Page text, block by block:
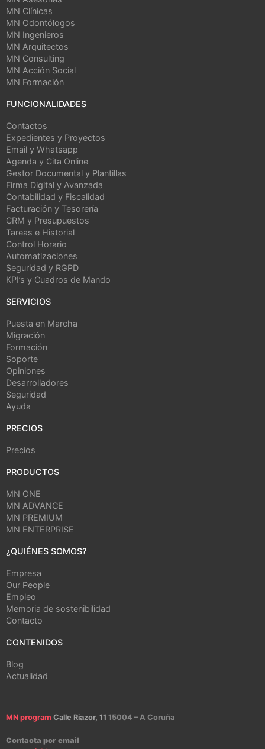
MN Clínicas
MN Odontólogos
MN Ingenieros
MN Arquitectos
MN Consulting
MN Acción Social
MN Formación
FUNCIONALIDADES
Contactos
Expedientes y Proyectos
Email y Whatsapp
Agenda y Cita Online
Gestor Documental y Plantillas
Firma Digital y Avanzada
Contabilidad y Fiscalidad
Facturación y Tesorería
CRM y Presupuestos
Tareas e Historial
Control Horario
Automatizaciones
Seguridad y RGPD
KPI’s y Cuadros de Mando
SERVICIOS
Puesta en Marcha
Migración
Formación
Soporte
Opiniones
Desarrolladores
Seguridad
Ayuda
PRECIOS
Precios
PRODUCTOS
MN ONE
MN ADVANCE
MN PREMIUM
MN ENTERPRISE
¿QUIÉNES SOMOS?
Empresa
Our People
Empleo
Memoria de sostenibilidad
Contacto
CONTENIDOS
Blog
Actualidad
MN program Calle Riazor, 11 15004 – A Coruña
Contacta por email